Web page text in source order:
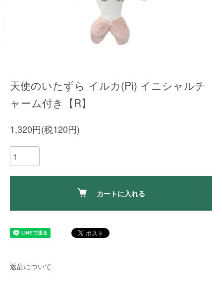
天使のいたずら イルカ(Pi) イニシャルチ
ャーム付き【R】
1,320円(税120円)
カートに入れる
返品について